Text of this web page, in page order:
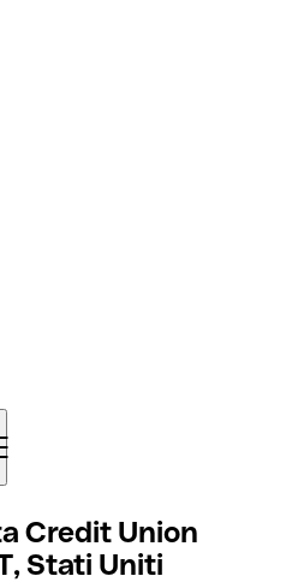
Credit Union
Stati Uniti